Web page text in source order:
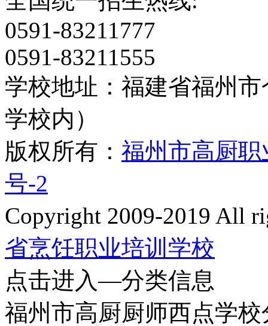
0591-83211777
0591-83211555
学校地址：福建省福州
学校内）
版权所有： 福州市高厨
号-2
Copyright 2009-2019 All
省烹饪职业培训学校
点击进入—分类信息
福州市高厨厨师西点学